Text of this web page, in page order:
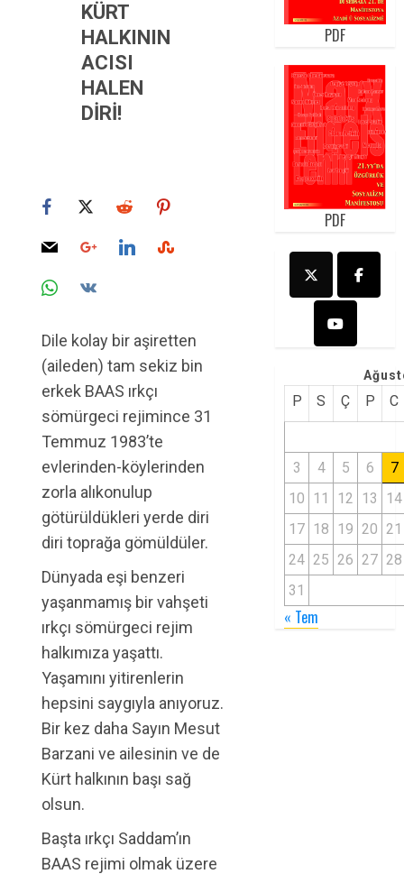
KÜRT
HALKININ
ACISI
HALEN
DİRİ!
Dile kolay bir aşiretten
(aileden) tam sekiz bin
erkek BAAS ırkçı
sömürgeci rejimince 31
Temmuz 1983’te
evlerinden-köylerinden
zorla alıkonulup
götürüldükleri yerde diri
diri toprağa gömüldüler.
Dünyada eşi benzeri
yaşanmamış bir vahşeti
ırkçı sömürgeci rejim
halkımıza yaşattı.
Yaşamını yitirenlerin
hepsini saygıyla anıyoruz.
Bir kez daha Sayın Mesut
Barzani ve ailesinin ve de
Kürt halkının başı sağ
olsun.
Başta ırkçı Saddam’ın
BAAS rejimi olmak üzere
PDF
PDF
P S Ç P C
3 4 5 6
7
10 11 12 13
14
17 18 19 20 21
24 25 26 27 28
31
« Tem